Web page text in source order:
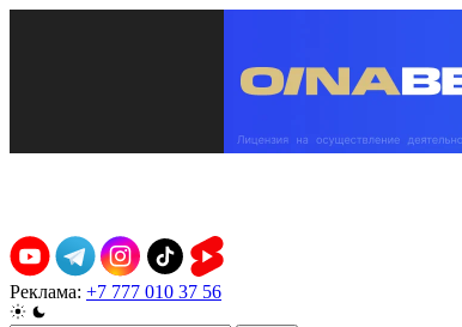
Реклама: +7 777 010 37 56